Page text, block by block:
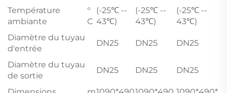
Température
ambiante
°
C
(-25℃ --
43℃)
(-25℃ --
43℃)
(-25℃ --
43℃)
Diamètre du tuyau
d'entrée
DN25 DN25 DN25
Diamètre du tuyau
de sortie
DN25 DN25 DN25